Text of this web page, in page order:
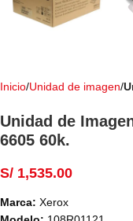
Inicio Unidad de imagen
Unidad de
6605 60k.
S/ 1,535.00
Marca: Xerox